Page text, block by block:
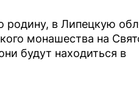
родину, в Липецкую
монашества на
будут находиться в